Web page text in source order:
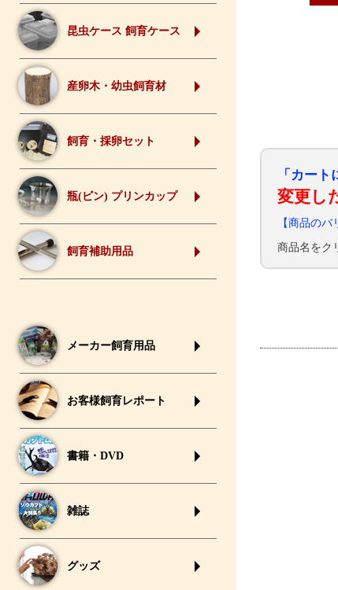
昆虫ケース 飼育ケース
産卵木・幼虫飼育材
飼育・採卵セット
瓶(ビン) プリンカップ
飼育補助用品
メーカー飼育用品
お客様飼育レポート
書籍・DVD
雑誌
グッズ
「カー
変更し
【商品の
商品名をク